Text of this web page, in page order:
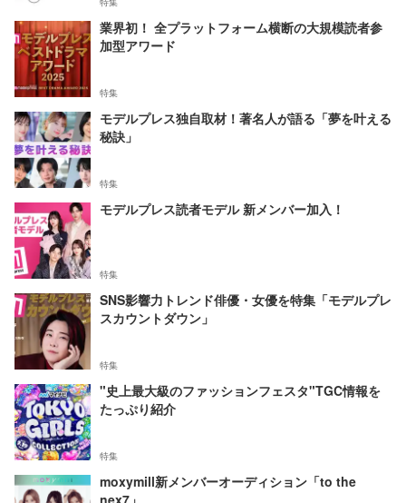
業界初！ 全プラットフォーム横断の大規模読者参
加型アワード
特集
モデルプレス独自取材！著名人が語る「夢を叶える
秘訣」
特集
モデルプレス読者モデル 新メンバー加入！
特集
SNS影響力トレンド俳優・女優を特集「モデルプレ
スカウントダウン」
特集
"史上最大級のファッションフェスタ"TGC情報を
たっぷり紹介
特集
moxymill新メンバーオーディション「to the
nex7」